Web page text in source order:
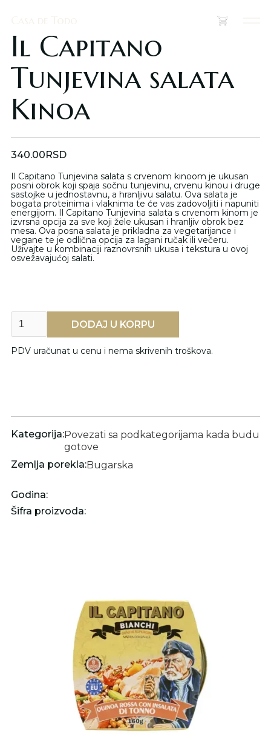
Il Capitano
Tunjevina salata
Kinoa
340.00RSD
Il Capitano Tunjevina salata s crvenom kinoom je ukusan
posni obrok koji spaja sočnu tunjevinu, crvenu kinou i druge
sastojke u jednostavnu, a hranljivu salatu. Ova salata je
bogata proteinima i vlaknima te će vas zadovoljiti i napuniti
energijom. Il Capitano Tunjevina salata s crvenom kinom je
izvrsna opcija za sve koji žele ukusan i hranljiv obrok bez
mesa. Ova posna salata je prikladna za vegetarijance i
vegane te je odlična opcija za lagani ručak ili večeru.
Uživajte u kombinaciji raznovrsnih ukusa i tekstura u ovoj
osvežavajućoj salati.
PDV uračunat u cenu i nema skrivenih troškova.
Kategorija:Povezati sa podkategorijama kada budu
gotove
Zemlja porekla:Bugarska
Godina:
Šifra proizvoda: